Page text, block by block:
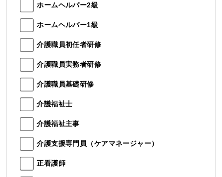
ホームヘルパー2級
ホームヘルパー1級
介護職員初任者研修
介護職員実務者研修
介護職員基礎研修
介護福祉士
介護福祉主事
介護支援専門員（ケアマネージャー）
正看護師